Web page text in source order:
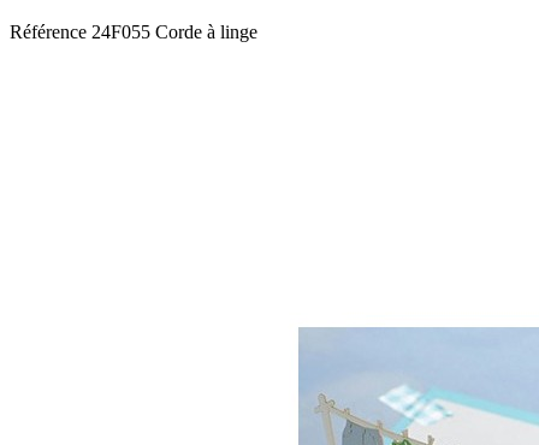
Référence 24F055 Corde à linge